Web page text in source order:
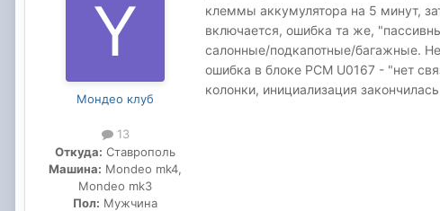
Мондео клуб
13
Откуда: Ставрополь
Машина: Mondeo mk4,
Mondeo mk3
Пол: Мужчина
клеммы аккумулятора на 5 минут,
включается, ошибка та же,
салонные/подкапотные/багажные.
ошибка в блоке PCM U0167 - "нет
колонки, инициализация